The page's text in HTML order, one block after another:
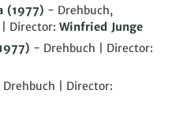
(1977) - Drehbuch,
| Director: Winfried Junge
- Drehbuch | Director:
| Director: